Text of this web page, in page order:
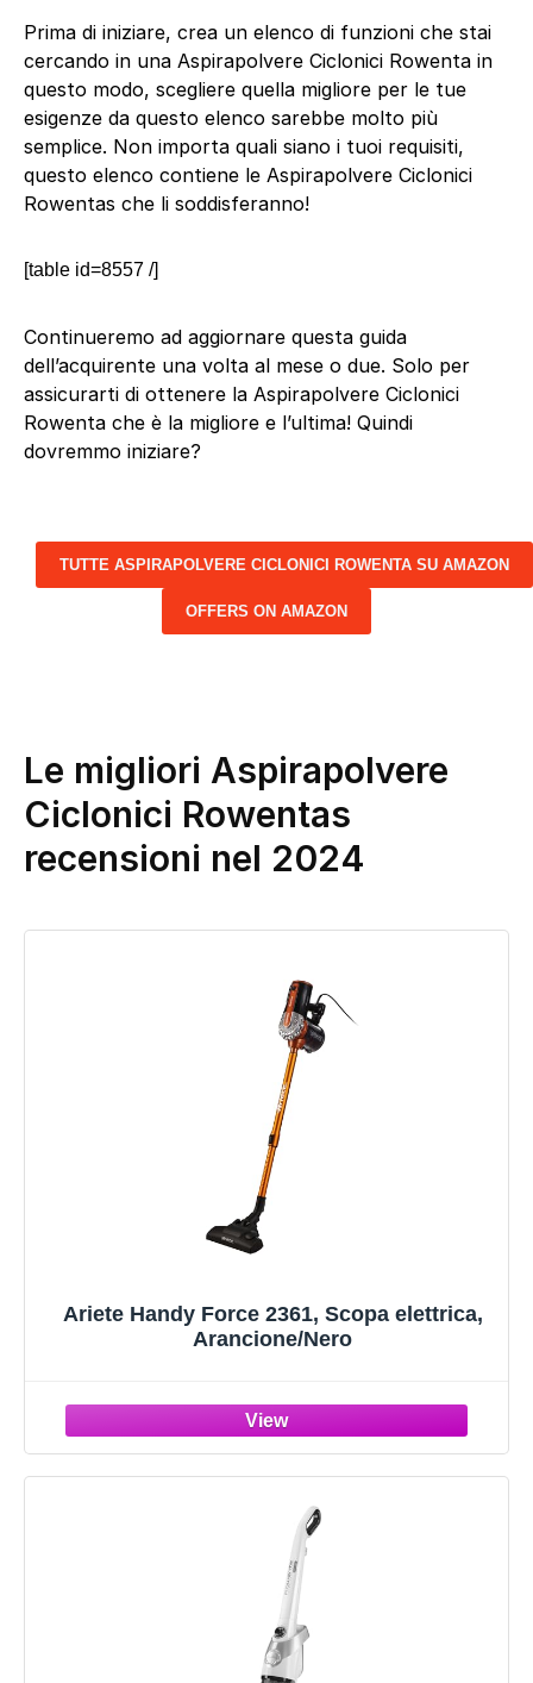
Prima di iniziare, crea un elenco di funzioni che stai
cercando in una Aspirapolvere Ciclonici Rowenta in
questo modo, scegliere quella migliore per le tue
esigenze da questo elenco sarebbe molto più
semplice. Non importa quali siano i tuoi requisiti,
questo elenco contiene le Aspirapolvere Ciclonici
Rowentas che li soddisferanno!
[table id=8557 /]
Continueremo ad aggiornare questa guida
dell’acquirente una volta al mese o due. Solo per
assicurarti di ottenere la Aspirapolvere Ciclonici
Rowenta che è la migliore e l’ultima! Quindi
dovremmo iniziare?
TUTTE ASPIRAPOLVERE CICLONICI ROWENTA SU AMAZON
OFFERS ON AMAZON
Le migliori Aspirapolvere
Ciclonici Rowentas
recensioni nel 2024
Ariete Handy Force 2361, Scopa elettrica,
Arancione/Nero